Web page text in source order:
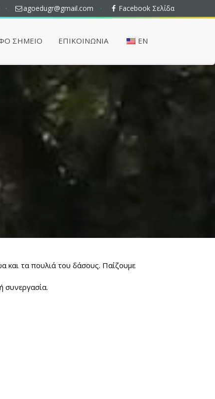
· agoedugr@gmail.com · Facebook Σελίδα
ΣΗΜΕΊΟ ΕΠΙΚΟΙΝΩΝΊΑ EN
και τα πουλιά του δάσους. Παίζουμε
συνεργασία.